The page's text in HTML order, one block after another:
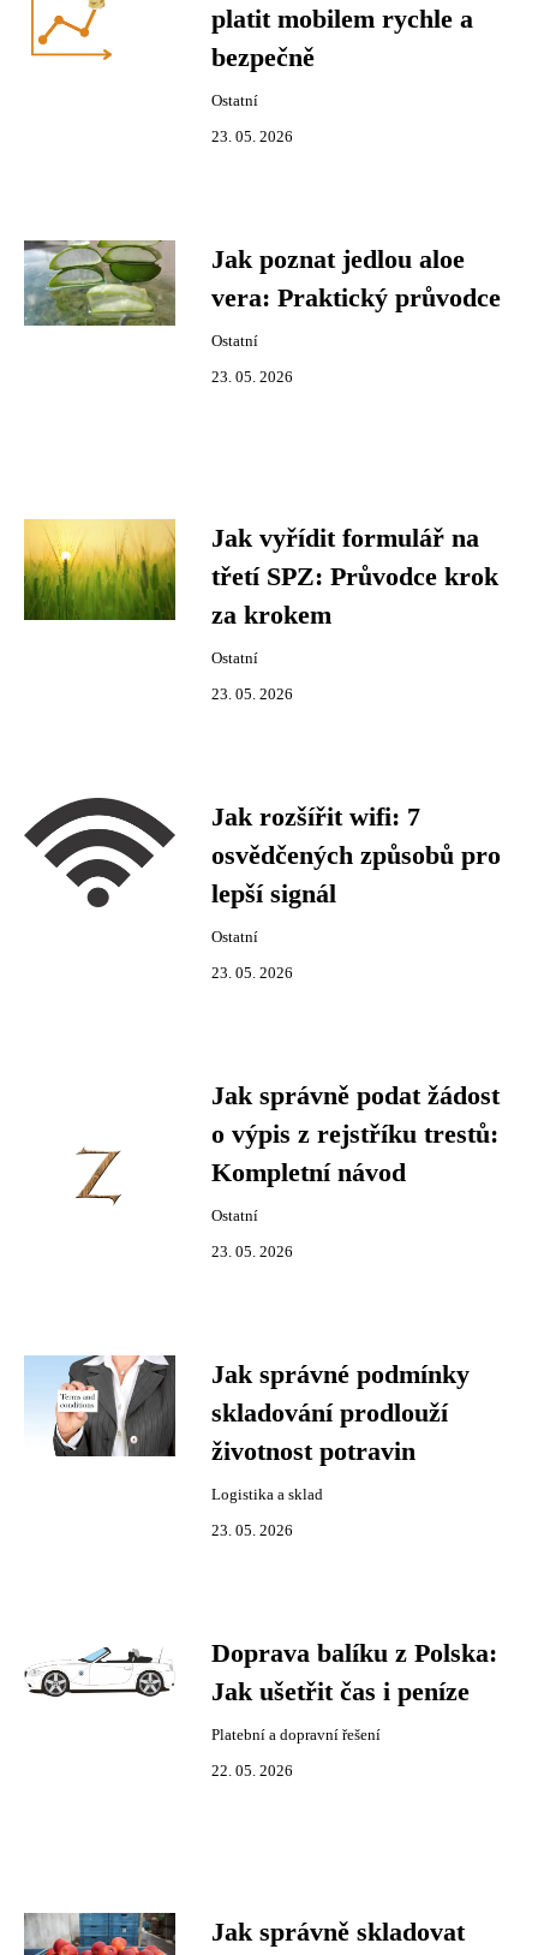
platit mobilem rychle a
bezpečně
Ostatní
23. 05. 2026
Jak poznat jedlou aloe
vera: Praktický průvodce
Ostatní
23. 05. 2026
Jak vyřídit formulář na
třetí SPZ: Průvodce krok
za krokem
Ostatní
23. 05. 2026
Jak rozšířit wifi: 7
osvědčených způsobů pro
lepší signál
Ostatní
23. 05. 2026
Jak správně podat žádost
o výpis z rejstříku trestů:
Kompletní návod
Ostatní
23. 05. 2026
Jak správné podmínky
skladování prodlouží
životnost potravin
Logistika a sklad
23. 05. 2026
Doprava balíku z Polska:
Jak ušetřit čas i peníze
Platební a dopravní řešení
22. 05. 2026
Jak správně skladovat